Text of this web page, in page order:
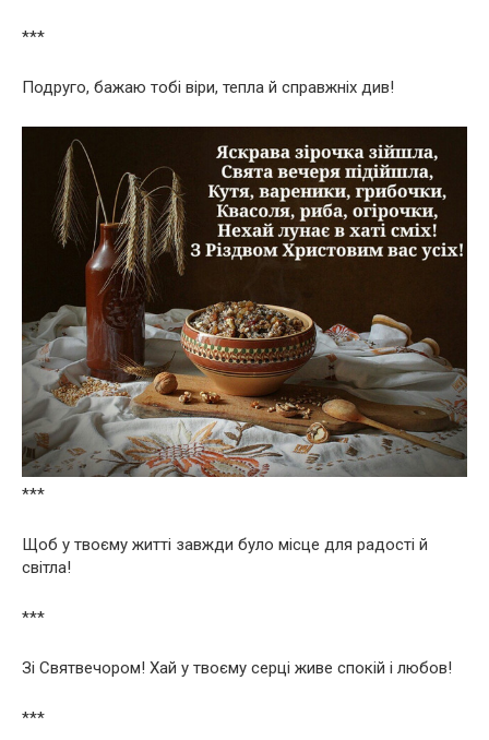
***
Подруго, бажаю тобі віри, тепла й справжніх див!
***
Щоб у твоєму житті завжди було місце для радості й
світла!
***
Зі Святвечором! Хай у твоєму серці живе спокій і любов!
***